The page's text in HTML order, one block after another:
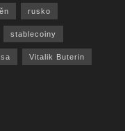
rusko
stablecoiny
Vitalik Buterin